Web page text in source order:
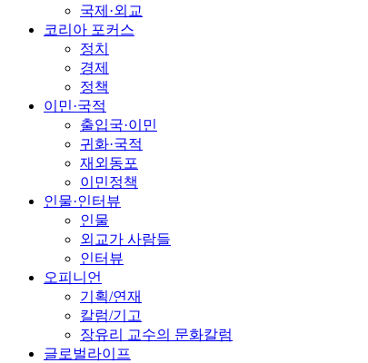
국제·외교
코리아 포커스
정치
경제
정책
이민·국적
출입국·이민
귀화·국적
재외동포
이민정책
인물·인터뷰
인물
외교가 사람들
인터뷰
오피니언
기획/연재
칼럼/기고
장유리 교수의 문화칼럼
글로벌라이프